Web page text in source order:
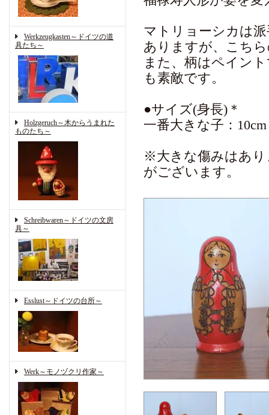
Werkzeugkasten～ドイツの道
具たち～
Holzgeruch～木からうまれた
ものたち～
Schreibwaren～ドイツの文房
具～
Esslust～ドイツの台所～
Werk～モノヅクリ作家～
マトリョーシカは
ありますが、こち
また、柄はペイン
も素敵です。
●サイズ(身長)＊
一番大きな子：10cm
※大きな傷みはあり
がございます。